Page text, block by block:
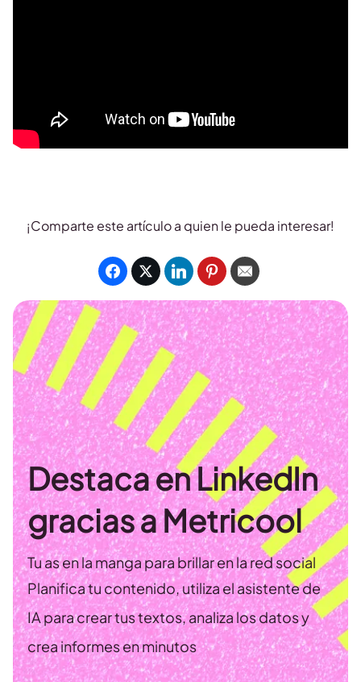
¡Comparte este artículo a quien le pueda interesar!
Destaca en LinkedIn
gracias a Metricool
Tu as en la manga para brillar en la red social
Planifica tu contenido, utiliza el asistente de
IA para crear tus textos, analiza los datos y
crea informes en minutos